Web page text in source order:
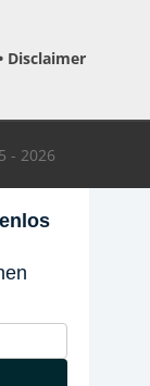
Disclaimer
- 2026